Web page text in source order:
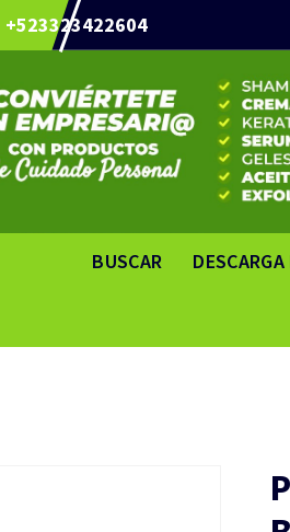
+523323422604
BUSCAR